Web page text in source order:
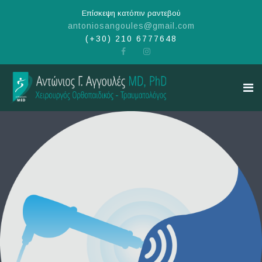
Επίσκεψη κατόπιν ραντεβού
antoniosangoules@gmail.com
(+30) 210 6777648